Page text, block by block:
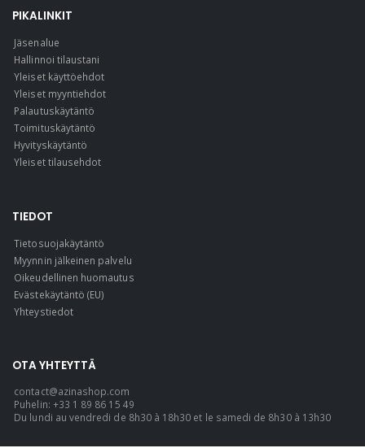
PIKALINKIT
Jäsenalue
Hallinnoi tilaustani
Yleiset käyttöehdot
Yleiset myyntiehdot
Palautuskäytäntö
Toimituskäytäntö
Hyvityskäytäntö
Yleiset tilausehdot
TIEDOT
Tietosuojakäytäntö
Myynnin jälkeinen palvelu
Oikeudellinen huomautus
Evästekäytäntö (EU)
Yhteystiedot
OTA YHTEYTTÄ
contact@azinashop.com
Puhelin: +33 1 89 86 15 49
Du lundi au vendredi de 8h30 à 18h30 et le samedi de 8h30 à 13h30